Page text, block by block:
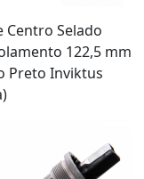
Centro Selado
122,5 mm
Preto Inviktus